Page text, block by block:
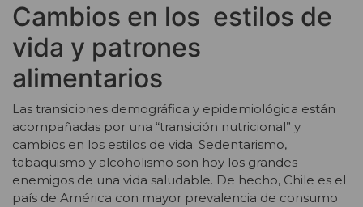
Cambios en los estilos de
vida y patrones
alimentarios
Las transiciones demográfica y epidemiológica están
acompañadas por una “transición nutricional” y
cambios en los estilos de vida. Sedentarismo,
tabaquismo y alcoholismo son hoy los grandes
enemigos de una vida saludable. De hecho, Chile es el
país de América con mayor prevalencia de consumo